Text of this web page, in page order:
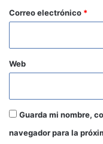
*
Correo electrónico *
Web
Guarda mi nombre,
navegador para la